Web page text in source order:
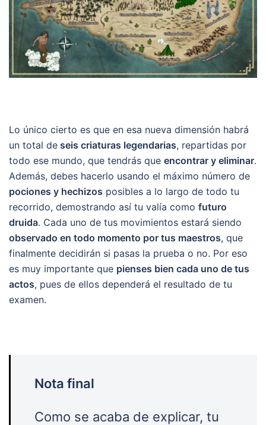
Lo único cierto es que en esa nueva dimensión habrá
un total de seis criaturas legendarias, repartidas por
todo ese mundo, que tendrás que encontrar y eliminar.
Además, debes hacerlo usando el máximo número de
pociones y hechizos posibles a lo largo de todo tu
recorrido, demostrando así tu valía como futuro
druida. Cada uno de tus movimientos estará siendo
observado en todo momento por tus maestros, que
finalmente decidirán si pasas la prueba o no. Por eso
es muy importante que pienses bien cada uno de tus
actos, pues de ellos dependerá el resultado de tu
examen.
Nota final
Como se acaba de explicar, tu